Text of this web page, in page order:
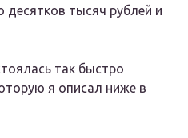
тысяч рублей и
так быстро
я описал ниже в